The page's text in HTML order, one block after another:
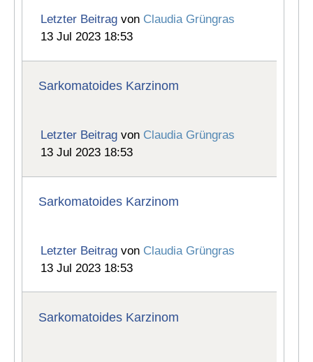
Letzter Beitrag von Claudia Grüngras
13 Jul 2023 18:53
Sarkomatoides Karzinom
Letzter Beitrag von Claudia Grüngras
13 Jul 2023 18:53
Sarkomatoides Karzinom
Letzter Beitrag von Claudia Grüngras
13 Jul 2023 18:53
Sarkomatoides Karzinom